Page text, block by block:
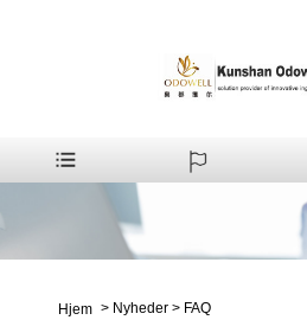
Hjem > Nyheder > FAQ